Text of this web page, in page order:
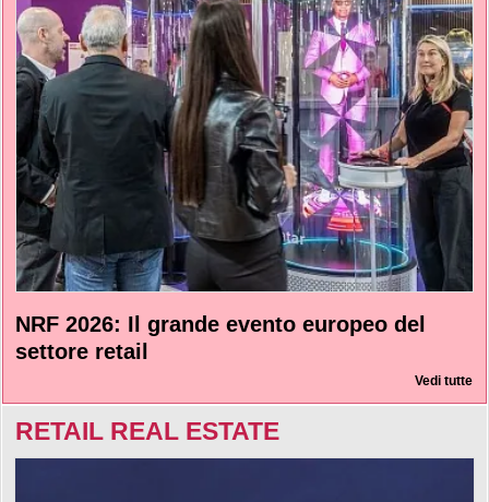
NRF 2026: Il grande evento europeo del
settore retail
Vedi tutte
RETAIL REAL ESTATE